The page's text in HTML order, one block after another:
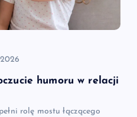
humoru w relacji
rolę mostu łączącego